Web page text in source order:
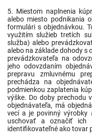
5. Miestom naplnenia
alebo miesto podnikania
formulári s objednávkou.
využitím služieb tretích
služba) alebo
alebo na základe dohody s
prevádzkovateľa na
jeho odovzdaním
prepravu zmluvnému
prechádza na
podmienkou zaplatenia
výške. Do doby prechodu
objednávateľa, má
vecí a je povinný výrobky
uschovať a označiť ich
identifikovateľné ako tovar